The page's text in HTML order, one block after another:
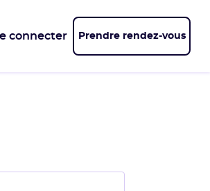
connecter Prendre rendez-vous